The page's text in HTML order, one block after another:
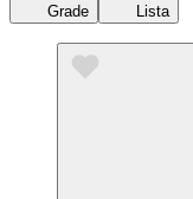
Grade Lista